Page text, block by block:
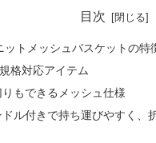
目次
ットメッシュバスケットの特
格対応アイテム
りもできるメッシュ仕様
ドル付きで持ち運びやすく、